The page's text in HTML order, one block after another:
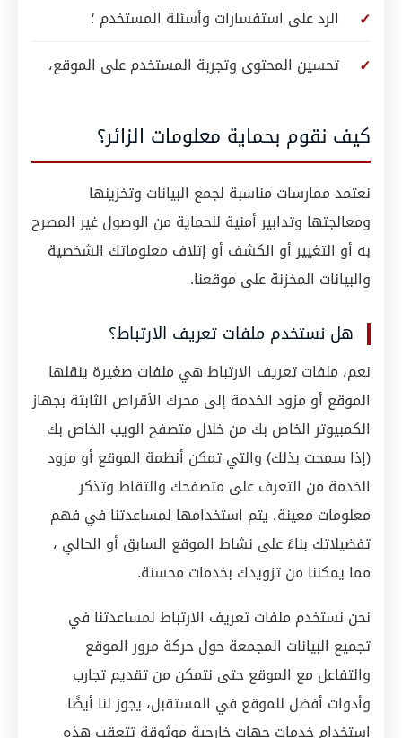
الرد على استفسارات وأسئلة المستخدم ؛
تحسين المحتوى وتجربة المستخدم على الموقع،
كيف نقوم بحماية معلومات الزائر؟
نعتمد ممارسات مناسبة لجمع البيانات وتخزينها
ومعالجتها وتدابير أمنية للحماية من الوصول غير المصرح
به أو التغيير أو الكشف أو إتلاف معلوماتك الشخصية
والبيانات المخزنة على موقعنا.
هل نستخدم ملفات تعريف الارتباط؟
نعم، ملفات تعريف الارتباط هي ملفات صغيرة ينقلها
الموقع أو مزود الخدمة إلى محرك الأقراص الثابتة بجهاز
الكمبيوتر الخاص بك من خلال متصفح الويب الخاص بك
(إذا سمحت بذلك) والتي تمكن أنظمة الموقع أو مزود
الخدمة من التعرف على متصفحك والتقاط وتذكر
معلومات معينة، يتم استخدامها لمساعدتنا في فهم
تفضيلاتك بناءً على نشاط الموقع السابق أو الحالي ،
مما يمكننا من تزويدك بخدمات محسنة.
نحن نستخدم ملفات تعريف الارتباط لمساعدتنا في
تجميع البيانات المجمعة حول حركة مرور الموقع
والتفاعل مع الموقع حتى نتمكن من تقديم تجارب
وأدوات أفضل للموقع في المستقبل، يجوز لنا أيضًا
استخدام خدمات جهات خارجية موثوقة تتعقب هذه